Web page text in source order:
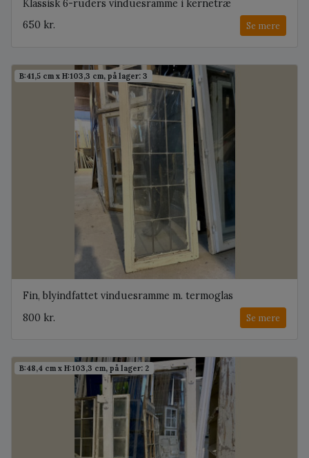
Klassisk 6-ruders vinduesramme i kernetræ
650 kr.
Se mere
B:41,5 cm x H:103,3 cm, på lager: 3
Fin, blyindfattet vinduesramme m. termoglas
800 kr.
Se mere
B:48,4 cm x H:103,3 cm, på lager: 2